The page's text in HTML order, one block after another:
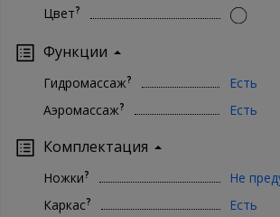
Цвет?
Функции
Гидромассаж?
Есть
Аэромассаж? Есть
Комплектация
Ножки?
Не
Каркас?
Есть